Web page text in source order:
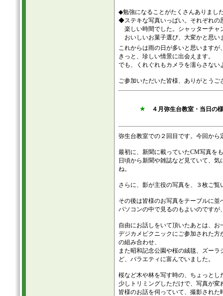
◆勉強になることがたくさんありまし
◆ステキな写真いっぱい。それぞれの
楽しい時間でした。シャッターチャ
おいしいお菓子選び、大変かと思い
これからは雨の日が多いと思います
きっと、珍しい情景に出会えます。
でも、くれぐれもカメラを濡らさない
ご参加いただいた皆様、ありがとうご
★ ４月弥生台教室・当日の
弥生台教室での２回目です。今回か
最初に、新聞に載っていたCM写真を
日頃から新聞や雑誌など見ていて、
ね。
さらに、影が主役の写真を、３枚ご覧
その後は皆様のお写真をテーブルに
パソコンの中で見るのもよいのです
自由にお話しをいて頂いたあとは、
デジカメピクニックにご参加された
の組み合わせ、
また昭和記念公園や桜の絨毯、ズー
ど、バラエティに富んでいました。
桜など木や林を写す時の、ちょっとし
少しトリミングしただけで、写真が変
皆様のお話を伺っていて、撮影され